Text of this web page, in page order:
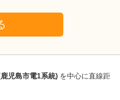
児島市電1系統) を中心に直線距